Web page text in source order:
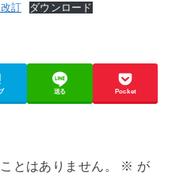
訂 ダウンロード
送る Pocket
とはありません。 ※ が